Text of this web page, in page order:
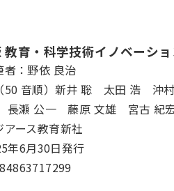
教育・科学技術イノベーシ
者：野依 良治
50 音順）新井 聡 太田 浩
長瀬 公一 藤原 文雄 宮古 紀
アース教育新社
年6月30日発行